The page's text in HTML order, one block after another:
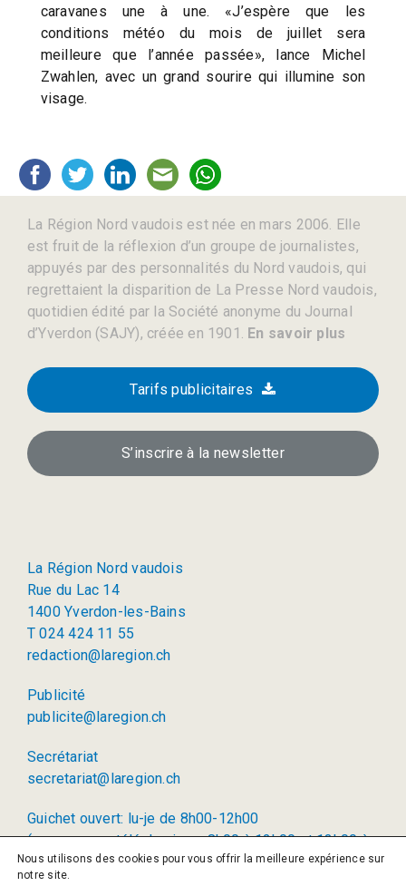
caravanes une à une. «J’espère que les
conditions météo du mois de juillet sera
meilleure que l’année passée», lance Michel
Zwahlen, avec un grand sourire qui illumine son
visage.
La Région Nord vaudois est née en mars 2006. Elle
est fruit de la réflexion d’un groupe de journalistes,
appuyés par des personnalités du Nord vaudois, qui
regrettaient la disparition de La Presse Nord vaudois,
quotidien édité par la Société anonyme du Journal
d’Yverdon (SAJY), créée en 1901. En savoir plus
Tarifs publicitaires
S’inscrire à la newsletter
La Région Nord vaudois
Rue du Lac 14
1400 Yverdon-les-Bains
T 024 424 11 55
redaction@laregion.ch
Publicité
publicite@laregion.ch
Secrétariat
secretariat@laregion.ch
Guichet ouvert: lu-je de 8h00-12h00
(permanence téléphonique: 8h00 à 12h00 et 13h00 à
17h00)
Nous utilisons des cookies pour vous offrir la meilleure expérience sur
notre site.